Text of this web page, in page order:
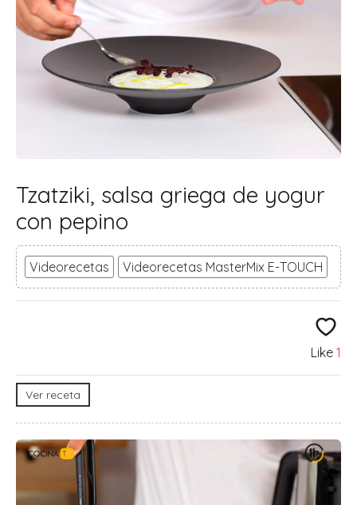
Tzatziki, salsa griega de yogur
con pepino
Videorecetas Videorecetas MasterMix E-TOUCH
Like 1
Ver receta